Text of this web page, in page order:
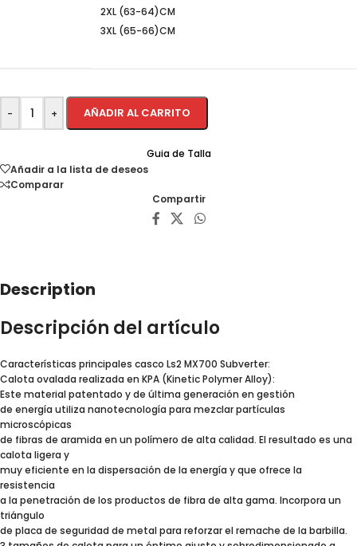
2XL (63-64)CM
3XL (65-66)CM
- + AÑADIR AL CARRITO
Guia de Talla
Añadir a la lista de deseos
Comparar
Compartir
Description
Descripción del artículo
Características principales casco Ls2 MX700 Subverter:
Calota ovalada realizada en KPA (Kinetic Polymer Alloy):
Este material patentado y de última generación en gestión
de energía utiliza nanotecnología para mezclar partículas
microscópicas
de fibras de aramida en un polímero de alta calidad. El resultado es una
calota ligera y
muy eficiente en la dispersación de la energía y que ofrece la
resistencia
a la penetración de los productos de fibra de alta gama. Incorpora un
triángulo
de placa de seguridad de metal para reforzar el remache de la barbilla.